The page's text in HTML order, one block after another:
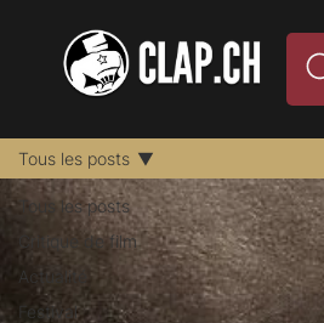
Tous les posts
Critique de film
Actualité
Festival
Tous les posts